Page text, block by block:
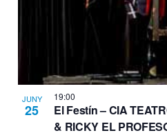
JUNY
25
19:00
El Festín – CIA
& RICKY EL